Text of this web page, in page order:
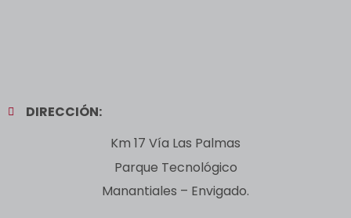
DIRECCIÓN:
Km 17 Vía Las Palmas
Parque Tecnológico
Manantiales – Envigado.